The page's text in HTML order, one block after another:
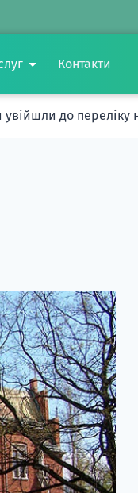
Контакти
до переліку